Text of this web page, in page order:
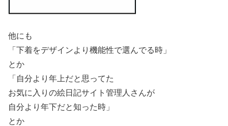
他にも
「下着をデザインより機能性で選んでる時」
とか
「自分より年上だと思ってた
お気に入りの絵日記サイト管理人さんが
自分より年下だと知った時」
とか